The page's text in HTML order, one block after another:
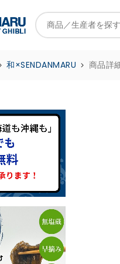
和×SENDANMARU 商品詳